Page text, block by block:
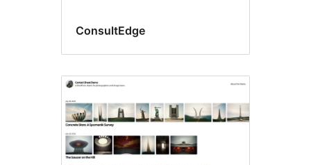
ConsultEdge